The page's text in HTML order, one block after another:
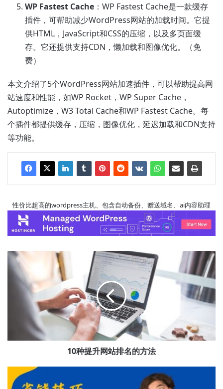
WP Fastest Cache ：WP Fastest Cache是一款缓存
插件，可帮助减少WordPress网站的加载时间。它提
供HTML，JavaScript和CSS的压缩，以及多页面缓
存。它还提供支持CDN，懒加载和图像优化。（免
费）
本文介绍了5个WordPress网站加速插件，可以帮助提高网
站速度和性能，如WP Rocket，WP Super Cache，
Autoptimize，W3 Total Cache和WP Fastest Cache。每
个插件都提供缓存，压缩，图像优化，延迟加载和CDN支持
等功能。
性价比超高的wordpress主机、包含自动备份、赠送域名、ai内容助理
10
种
的
10种提升网站排名的方法
腾